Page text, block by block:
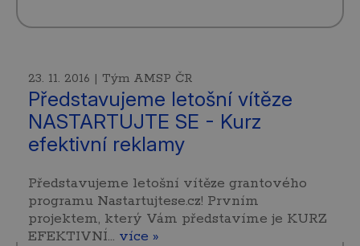
23. 11. 2016 | Tým AMSP ČR
Představujeme letošní vítěze
NASTARTUJTE SE - Kurz
efektivní reklamy
Představujeme letošní vítěze grantového
programu Nastartujtese.cz! Prvním
projektem, který Vám představíme je KURZ
EFEKTIVNÍ… více »